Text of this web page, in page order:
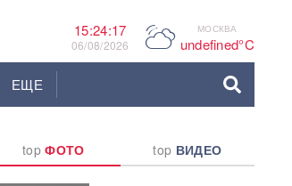
15:24:18
06/08/2026 P МОСКВА
undefined°C
ЕЩЕ
topФОТО top ВИДЕО